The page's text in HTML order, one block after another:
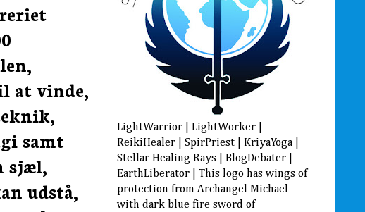
at vinde,
samt
sjæl,
udstå,
LightWarrior | LightWorker |
ReikiHealer | SpirPriest | KriyaYoga |
Stellar Healing Rays | BlogDebater |
EarthLiberator | This logo has wings of
protection from Archangel Michael
with dark blue fire sword of